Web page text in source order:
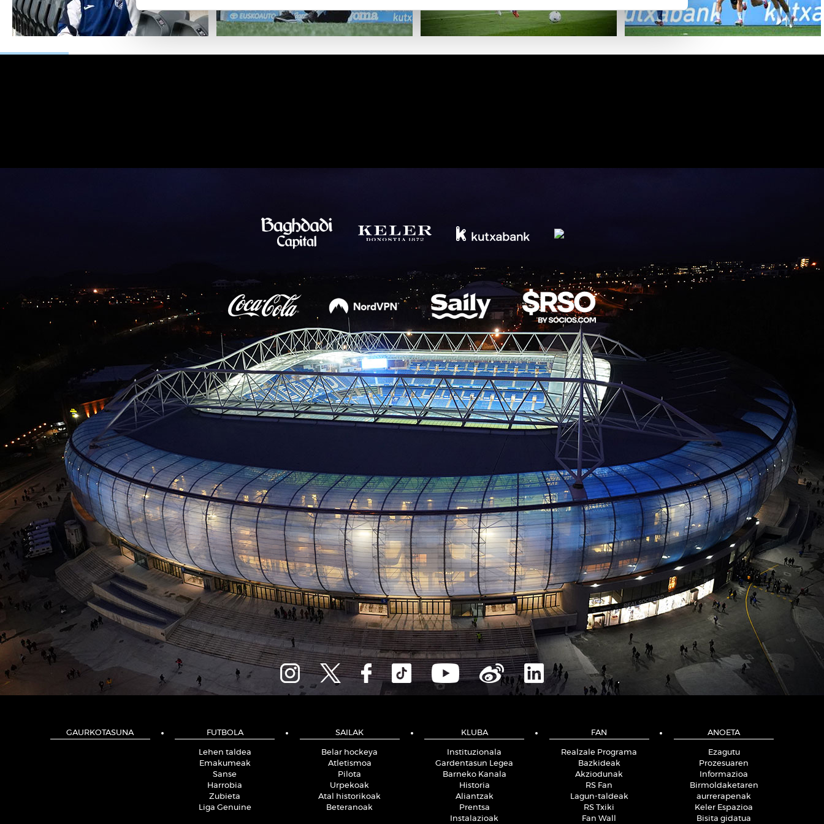
GAURKOTASUNA FUTBOLA
Lehen taldea
Emakumeak
Sanse
Harrobia
Zubieta
Liga Genuine
SAILAK
Belar hockeya
Atletismoa
Pilota
Urpekoak
Atal historikoak
Beteranoak
KLUBA
Instituzionala
Gardentasun Legea
Barneko Kanala
Historia
Aliantzak
Prentsa
Instalazioak
FAN
Realzale Programa
Bazkideak
Akziodunak
RS Fan
Lagun-taldeak
RS Txiki
Fan Wall
ANOETA
Ezagutu
Prozesuaren
Informazioa
Birmoldaketaren
aurrerapenak
Keler Espazioa
Bisita gidatua